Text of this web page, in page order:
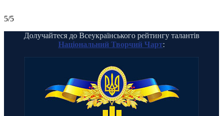
5/5
Долучайтеся до Всеукраїнського рейтингу талантів
Національний Творчий Чарт: